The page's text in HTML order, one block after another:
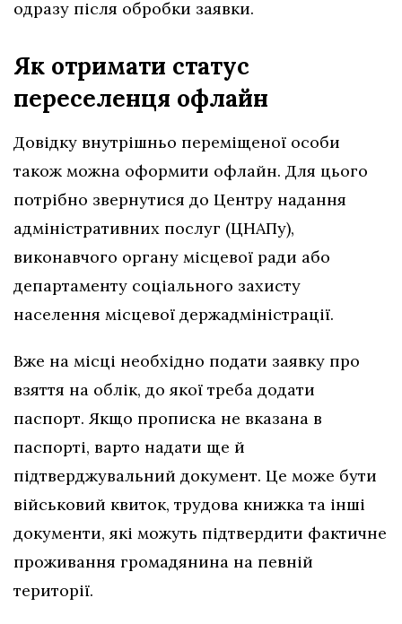
одразу після обробки заявки.
Як отримати статус
переселенця офлайн
Довідку внутрішньо переміщеної особи
також можна оформити офлайн. Для цього
потрібно звернутися до Центру надання
адміністративних послуг (ЦНАПу),
виконавчого органу місцевої ради або
департаменту соціального захисту
населення місцевої держадміністрації.
Вже на місці необхідно подати заявку про
взяття на облік, до якої треба додати
паспорт. Якщо прописка не вказана в
паспорті, варто надати ще й
підтверджувальний документ. Це може бути
військовий квиток, трудова книжка та інші
документи, які можуть підтвердити фактичне
проживання громадянина на певній
території.